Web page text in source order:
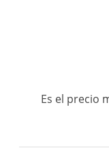
Es el precio